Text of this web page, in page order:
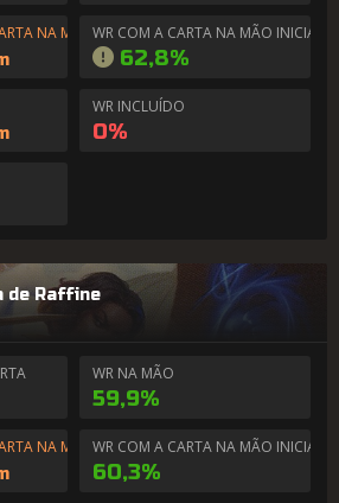
NA MÃOWR COM A CARTA NA MÃO INICIAL
62,8%
WR INCLUÍDO
0%
de Raffine
WR NA MÃO
59,9%
NA MÃOWR COM A CARTA NA MÃO INICIAL
60,3%